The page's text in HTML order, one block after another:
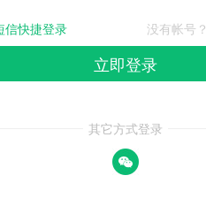
没有帐号？
信快捷登录
立即登录
其它方式登录